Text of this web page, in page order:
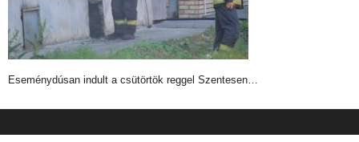
Eseménydúsan indult a csütörtök reggel Szentesen…